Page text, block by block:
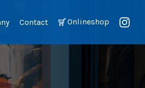
Onlineshop
Contact